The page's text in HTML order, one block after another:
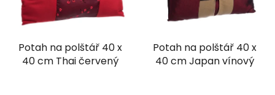
Potah na polštář 40 x
40 cm Thai červený
Potah na polštář 40 x
40 cm Japan vínový